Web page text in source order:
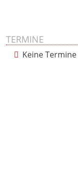
TERMINE
Keine Termine